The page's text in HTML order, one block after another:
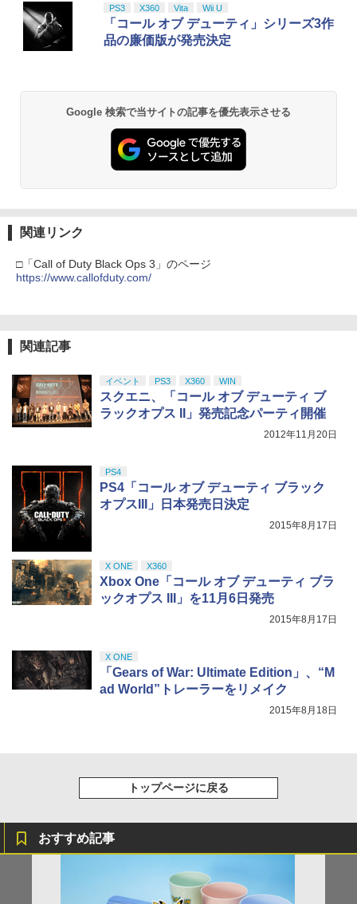
ese only (CFI-2200B01)
￥55,000
Beast of Reincarnation -PS5 【特典】
プロダクトコード 封入
￥7,286
5
【純正品】DualSense ワイヤレスコン
￥8,300
ラー (ロボット ホワイト)
4
【純正品】Xbox 充電式バッテリー + US
5
【国内正規品】Thrustmaster スラスト
マスター TH8S シフター - PC、PS4、P
S5、PS5 Pro、Xbox One、Xbox Serie
s X|S 対応の高精度 H パターン シフター
ナル三方背収納ケース付きコレクション)
(オリジナル特典:オリジナル巾着＋メー
カー特典:【坤と離】二振りの剣、十翼よ
り来たる！スタジオ描き下ろしイラスト
￥10,780
劇場版「鬼滅の刃」無限城編 第一章 猗
窩座再来 通常版 [Blu-ray]
￥3,982
劇場版「鬼滅の刃」無限城編 第一章 猗
窩座再来 通常版 [DVD]
4
窩座再来 完全生産限定版 [Blu-ray]
￥8,698
5
【Amazon.co.jp限定】劇場版モノノ怪
第三章 蛇神 (オリジナル特典:オリジナル
巾着＋メーカー特典:【坤と離】二振りの
剣、十翼より来たる！スタジオ描き下ろ
￥8,800
PS3 X360 Vita Wii U
「コール オブ デューティ」シリーズ3作
品の廉価版が発売決定
Google 検索で当サイトの記事を優先表示させる
関連リンク
□「Call of Duty Black Ops 3」のページ
https://www.callofduty.com/
関連記事
イベント PS3 X360 WIN
スクエニ、「コール オブ デューティ ブ
ラックオプス II」発売記念パーティ開催
2012年11月20日
PS4
PS4「コール オブ デューティ ブラック
オプスIII」日本発売日決定
2015年8月17日
X ONE X360
Xbox One「コール オブ デューティ ブラ
ックオプス III」を11月6日発売
2015年8月17日
X ONE
「Gears of War: Ultimate Edition」、“M
ad World”トレーラーをリメイク
2015年8月18日
トップページに戻る
おすすめ記事